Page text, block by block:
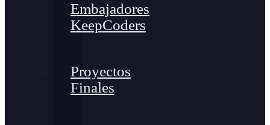
Embajadores
KeepCoders
Proyectos
Finales